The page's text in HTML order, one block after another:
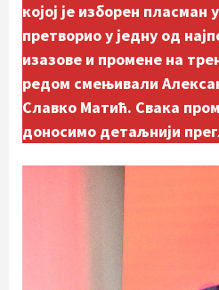
којој је избoрен
претворио у једну од
изазове и промене на
редом смењивали
Славко Матић. Свака
доносимо детаљнији